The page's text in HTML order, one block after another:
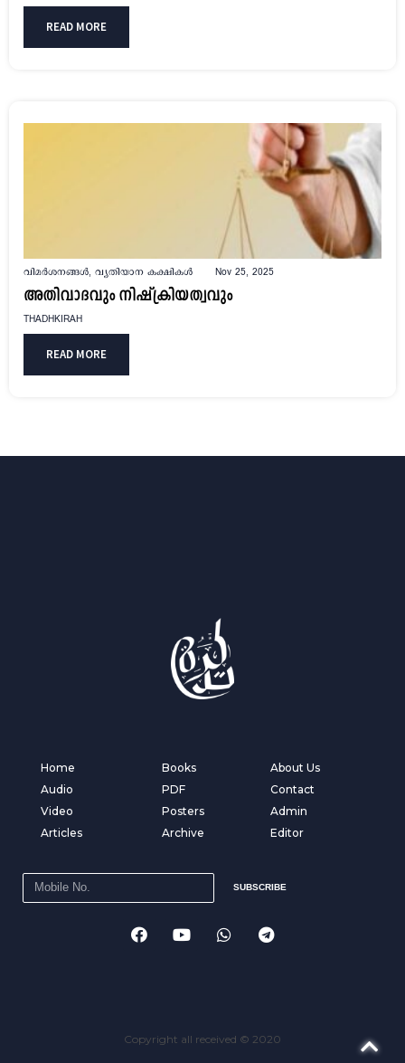
READ MORE
വിമർശനങ്ങൾ, വ്യതിയാന കക്ഷികൾ Nov 25, 2025
അതിവാദവും നിഷ്‌ക്രിയത്വവും
THADHKIRAH
READ MORE
Home
Audio
Video
Articles
Books
PDF
Posters
Archive
About Us
Contact
Admin
Editor
SUBSCRIBE
Copyright all received © 2020